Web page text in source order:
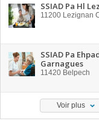
SSIAD Pa Hl
11200 Lezignan
SSIAD Pa
Garnagues
11420 Belpech
Voir plus